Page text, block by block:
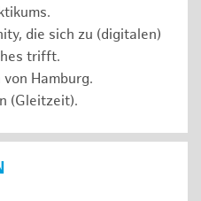
die sich zu (digitalen)
trifft.
Hamburg.
(Gleitzeit).